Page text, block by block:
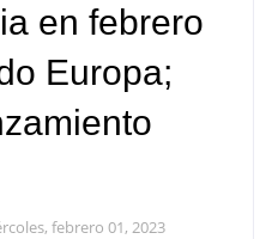
en febrero
Europa;
febrero 01, 2023